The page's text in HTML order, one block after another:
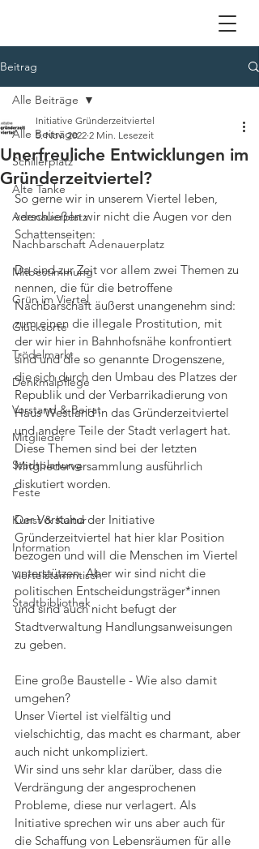
Beitrag
Alle Beiträge
Schillerplatz
Alte Tanke
Adenauerplatz
Nachbarschaft Adenauerplatz
Mitbestimmung
Grün im Viertel
Glücksorte
Trödelmarkt
Denkmalpflege
Vorstand & Beirat
Mitglieder
Stadtplanung
Feste
Kunst & Kultur
Information
Viertelstammtisch
Stadtbibliothek
Alle Beiträge
Unerfreuliche Entwicklungen im
Gründerzeitviertel?
Initiative Gründerzeitviertel
5. Nov. 2022 2 Min. Lesezeit
So gerne wir in unserem Viertel leben,
verschließen wir nicht die Augen vor den
Schattenseiten:
Da sind zur Zeit vor allem zwei Themen zu
nennen, die für die betroffene
Nachbarschaft äußerst unangenehm sind:
zum einen die illegale Prostitution, mit
der wir hier in Bahnhofsnähe konfrontiert
sind und die so genannte Drogenszene,
die sich durch den Umbau des Platzes der
Republik und der Verbarrikadierung von
Haus Westland in das Gründerzeitviertel
und andere Teile der Stadt verlagert hat.
Diese Themen sind bei der letzten
Mitgliederversammlung ausführlich
diskutiert worden.
Der Vorstand der Initiative
Gründerzeitviertel hat hier klar Position
bezogen und will die Menschen im Viertel
unterstützen. Aber wir sind nicht die
politischen Entscheidungsträger*innen
und sind auch nicht befugt der
Stadtverwaltung Handlungsanweisungen
zu geben.
Eine große Baustelle - Wie also damit
umgehen?
Unser Viertel ist vielfältig und
vielschichtig, das macht es charmant, aber
auch nicht unkompliziert.
Wir sind uns sehr klar darüber, dass die
Verdrängung der angesprochenen
Probleme, diese nur verlagert. Als
Initiative sprechen wir uns aber auch für
die Schaffung von Lebensräumen für alle